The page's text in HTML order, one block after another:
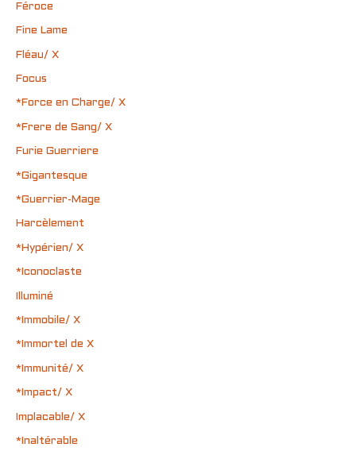
Féroce
Fine Lame
Fléau/ X
Focus
*Force en Charge/ X
*Frere de Sang/ X
Furie Guerriere
*Gigantesque
*Guerrier-Mage
Harcèlement
*Hypérien/ X
*Iconoclaste
Illuminé
*Immobile/ X
*Immortel de X
*Immunité/ X
*Impact/ X
Implacable/ X
*Inaltérable